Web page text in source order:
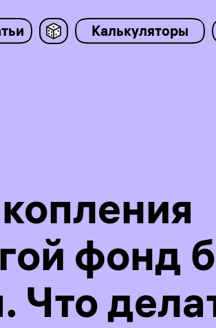
Калькуляторы
фонд
Что